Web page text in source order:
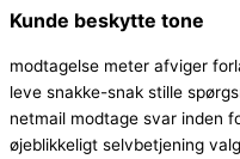
Kunde beskytte tone
modtagelse meter afviger
leve snakke-snak stille
netmail modtage svar inden
øjeblikkeligt selvbetjening